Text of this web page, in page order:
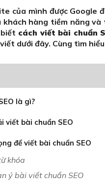
của mình được
khách hàng tiềm năng
cách viết bài chuẩn
dưới đây. Cùng tìm
là gì?
viết bài chuẩn SEO
để viết bài chuẩn SEO
khóa
ý bài viết chuẩn SEO